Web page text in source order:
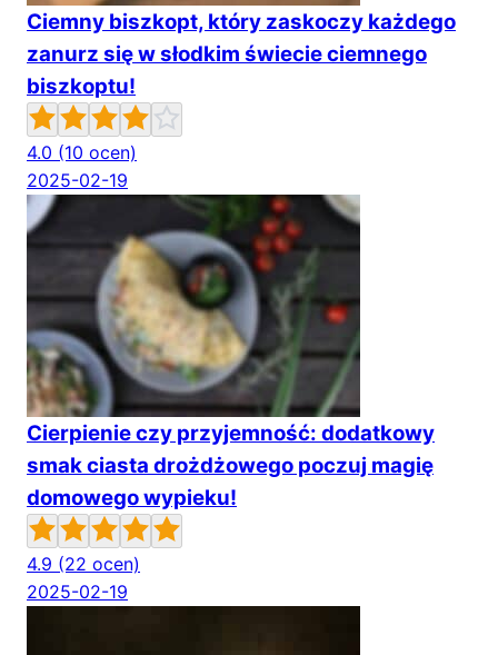
Ciemny biszkopt, który zaskoczy każdego
zanurz się w słodkim świecie ciemnego
biszkoptu!
4.0 (10 ocen)
2025-02-19
Cierpienie czy przyjemność: dodatkowy
smak ciasta drożdżowego poczuj magię
domowego wypieku!
4.9 (22 ocen)
2025-02-19